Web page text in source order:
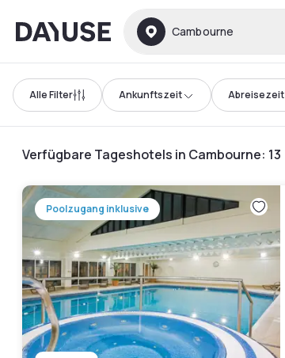
Dayuse Cambourne
Alle Filter Ankunftszeit Abreisezeit
Verfügbare Tageshotels in Cambourne: 13
Poolzugang inklusive